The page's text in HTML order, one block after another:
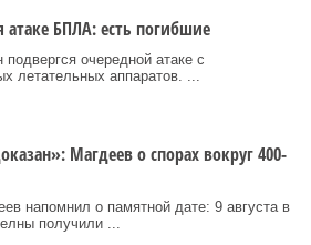
атаке БПЛА: есть погибшие
очередной атаке с
летательных аппаратов. ...
Магдеев о спорах вокруг 400-
напомнил о памятной дате: 9 августа в
получили ...